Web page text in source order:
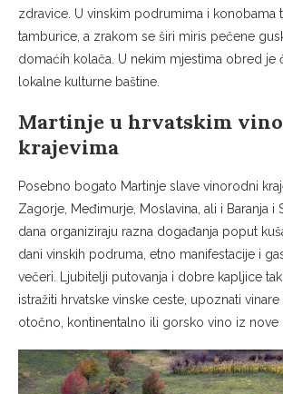
zdravice. U vinskim podrumima i konobama
tamburice, a zrakom se širi miris pečene
domaćih kolača. U nekim mjestima obred je
lokalne kulturne baštine.
Martinje u hrvatskim
krajevima
Posebno bogato Martinje slave vinorodni
Zagorje, Međimurje, Moslavina, ali i Baranja i
dana organiziraju razna događanja poput
dani vinskih podruma, etno manifestacije i
večeri. Ljubitelji putovanja i dobre kapljice
istražiti hrvatske vinske ceste, upoznati vinare
otočno, kontinentalno ili gorsko vino iz nove